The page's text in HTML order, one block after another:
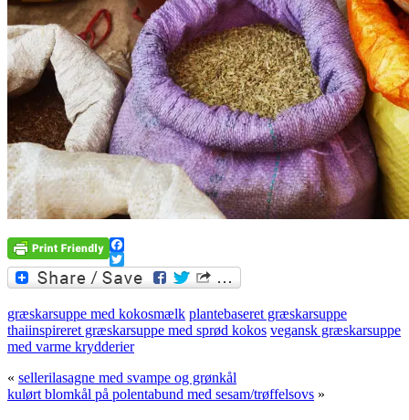
Facebook
Twitter
græskarsuppe med kokosmælk plantebaseret græskarsuppe
thaiinspireret græskarsuppe med sprød kokos vegansk græskarsuppe
med varme krydderier
« sellerilasagne med svampe og grønkål
kulørt blomkål på polentabund med sesam/trøffelsovs »